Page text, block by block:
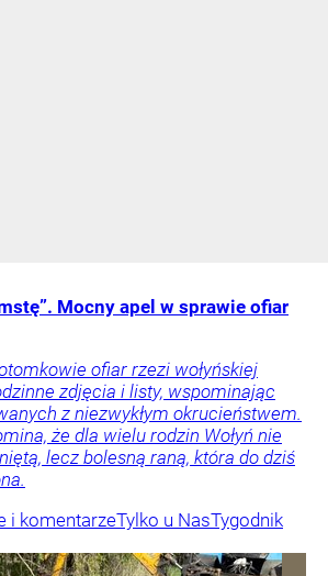
Mocny apel w sprawie ofiar
ofiar rzezi wołyńskiej
zdjęcia i listy, wspominając
z niezwykłym okrucieństwem.
że dla wielu rodzin Wołyń nie
lecz bolesną raną, która do dziś
i komentarzeTylko u NasTygodnik